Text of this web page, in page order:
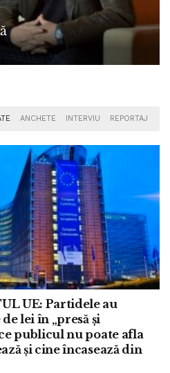
ANCHETE INTERVIU REPORTAJ
UE: Partidele au
lei în „presă și
publicul nu poate afla
și cine încasează din